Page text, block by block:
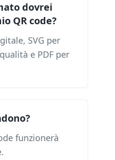
dovrei
QR code?
SVG per
e PDF per
funzionerà